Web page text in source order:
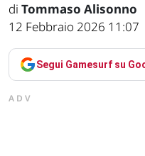
di Tommaso Alisonno
12 Febbraio 2026 11:07
Segui Gamesurf su
ADV